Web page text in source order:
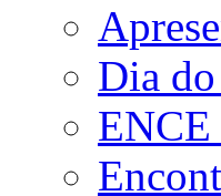
Dia
ENCE